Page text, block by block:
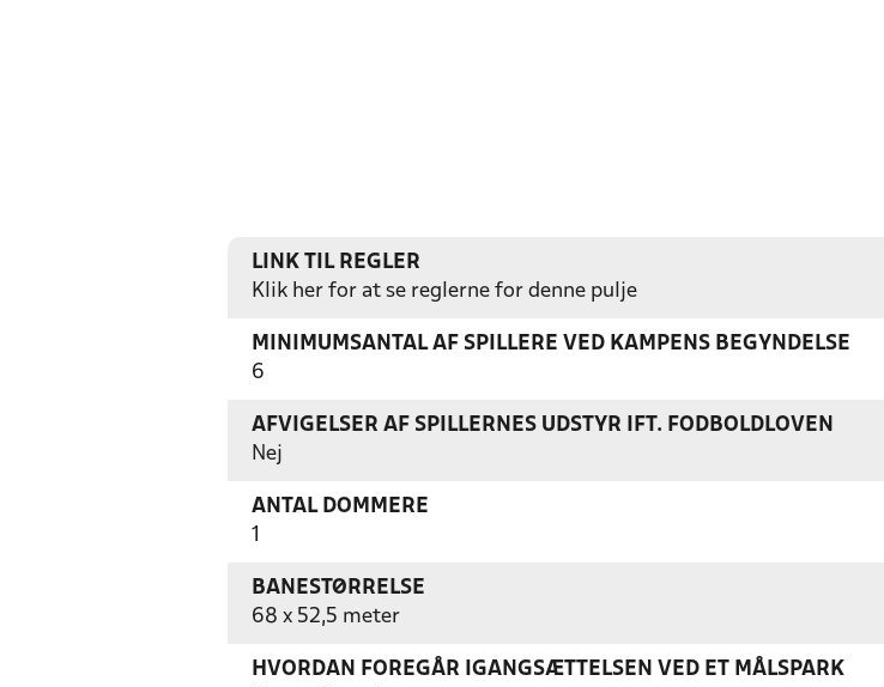
LINK TIL REGLER
Klik her for at se reglerne for denne pulje
MINIMUMSANTAL AF SPILLERE VED KAMPENS BEGYNDELSE
6
AFVIGELSER AF SPILLERNES UDSTYR IFT. FODBOLDLOVEN
Nej
ANTAL DOMMERE
1
BANESTØRRELSE
68 x 52,5 meter
HVORDAN FOREGÅR IGANGSÆTTELSEN VED ET MÅLSPARK